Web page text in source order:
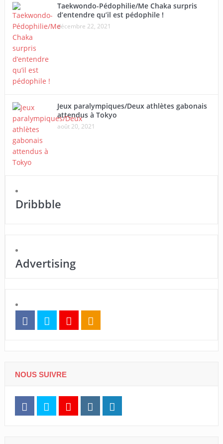
Taekwondo-Pédophilie/Me Chaka surpris
d’entendre qu’il est pédophile !
décembre 22, 2021
Jeux paralympiques/Deux athlètes gabonais
attendus à Tokyo
août 20, 2021
Dribbble
Advertising
NOUS SUIVRE